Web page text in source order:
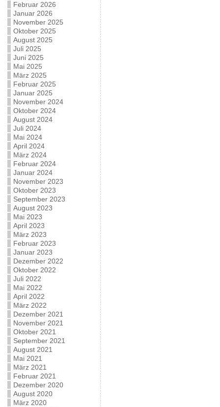
Februar 2026
Januar 2026
November 2025
Oktober 2025
August 2025
Juli 2025
Juni 2025
Mai 2025
März 2025
Februar 2025
Januar 2025
November 2024
Oktober 2024
August 2024
Juli 2024
Mai 2024
April 2024
März 2024
Februar 2024
Januar 2024
November 2023
Oktober 2023
September 2023
August 2023
Mai 2023
April 2023
März 2023
Februar 2023
Januar 2023
Dezember 2022
Oktober 2022
Juli 2022
Mai 2022
April 2022
März 2022
Dezember 2021
November 2021
Oktober 2021
September 2021
August 2021
Mai 2021
März 2021
Februar 2021
Dezember 2020
August 2020
März 2020